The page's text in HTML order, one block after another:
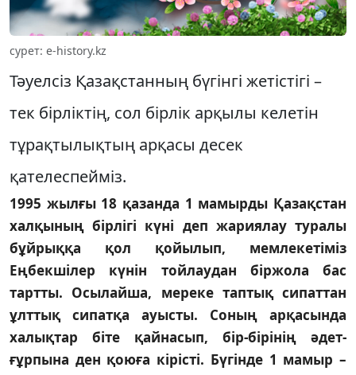
сурет: e-history.kz
Тәуелсіз Қазақстанның бүгінгі жетістігі –
тек бірліктің, сол бірлік арқылы келетін
тұрақтылықтың арқасы десек
қателеспейміз.
1995 жылғы 18 қазанда 1 мамырды Қазақстан
халқының бірлігі күні деп жариялау туралы
бұйрыққа қол қойылып, мемлекетіміз
Еңбекшілер күнін тойлаудан біржола бас
тартты. Осылайша, мереке таптық сипаттан
ұлттық сипатқа ауысты. Соның арқасында
халықтар біте қайнасып, бір-бірінің әдет-
ғұрпына ден қоюға кірісті. Бүгінде 1 мамыр –